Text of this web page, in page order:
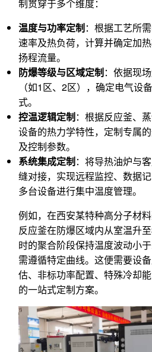
制贯穿于多个维度：
温度与功率定制：根据工艺所
速率及热负荷，计算并确定加
扬程流量。
防爆等级与区域定制：依据现
（如1区、2区），确定电气设
式。
控温逻辑定制：根据反应釜、
设备的热力学特性，定制专属
及控制参数。
系统集成定制：将导热油炉与
缝对接，实现远程监控、数据
多台设备进行集中温度管理。
例如，在西安某特种高分子材
反应釜在防爆区域内从室温升
时的聚合阶段保持温度波动小
需遵循特定曲线。这便需要设
估、非标功率配置、特殊冷却
的一站式定制方案。